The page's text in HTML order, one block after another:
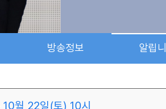
국민을 위한 정책현장
온화한 미소와 카리스
방송정보 알립
월 22일(토) 10시